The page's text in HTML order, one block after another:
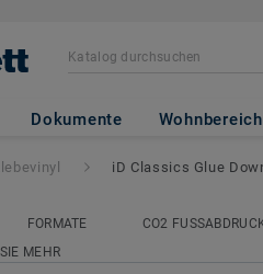
Dokumente
Glue Down
iD Classics Glue
FORMATE CO2
MEHR